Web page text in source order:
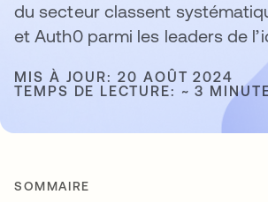
du secteur classent
et Auth0 parmi les leaders de
MIS À JOUR: 20 AOÛT 2024
TEMPS DE LECTURE: ~ 3
SOMMAIRE